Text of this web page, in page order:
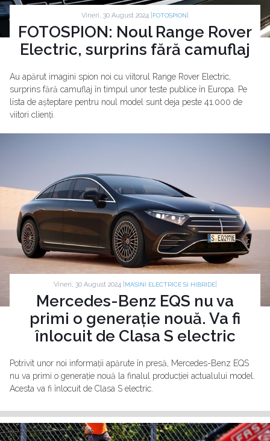
Vineri, 30 August 2024 | FOTOSPION
FOTOSPION: Noul Range Rover
Electric, surprins fără camuflaj
Au apărut imagini spion noi cu viitorul Range Rover Electric,
surprins fără camuflaj în timpul unor teste publice în Europa. Pe
lista de așteptare pentru noul model sunt deja peste 41.000 de
viitori clienți.
Vineri, 30 August 2024 | MASINI ELECTRICE SI HIBRIDE|
Mercedes-Benz EQS nu va
primi o generație nouă. Va fi
înlocuit de Clasa S electric
Potrivit unor noi informații apărute în presă, Mercedes-Benz EQS
nu va primi o generație nouă la finalul producției actualului model.
Acesta va fi înlocuit de Clasa S electric.